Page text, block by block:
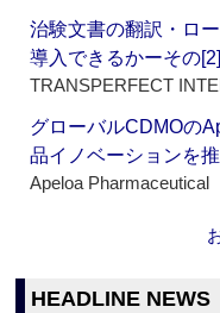
治験文書の翻訳・ロ
導入できるかーその[2]
TRANSPERFECT
グローバルCDMOの
品イノベーションを
Apeloa Pharmaceutical
HEADLINE NEWS